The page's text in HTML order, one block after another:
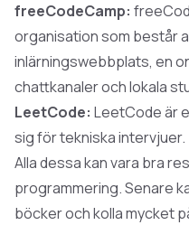
freeCodeCamp:
organisation som består
inlärningswebbplats, en
chattkanaler och lokala
LeetCode: LeetCode är
sig för tekniska intervjuer.
Alla dessa kan vara bra
programmering. Senare
böcker och kolla mycket